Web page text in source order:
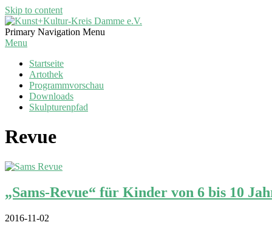
Skip to content
Kunst+Kultur-
Kreis
Primary Navigation Menu
Menu
Startseite
Artothek
Programmvorschau
Downloads
Skulpturenpfad
Revue
„Sams-Revue“ für Kinder von 6 bis 10
2016-11-02